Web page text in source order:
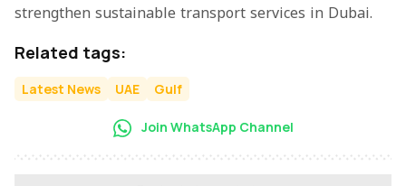
strengthen sustainable transport services in Dubai.
Related tags:
Latest News UAE Gulf
Join WhatsApp Channel